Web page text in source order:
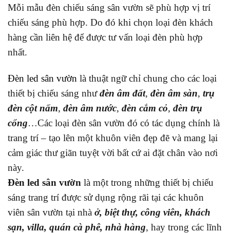
Mỗi mẫu đèn chiếu sáng sân vườn sẽ phù hợp vị trí
chiếu sáng phù hợp. Do đó khi chọn loại đèn khách
hàng cần liên hệ để được tư vấn loại đèn phù hợp
nhất.
Đèn led sân vườn là thuật ngữ chỉ chung cho các loại
thiết bị chiếu sáng nhưđèn âm đất, đèn âm sàn, trụ
đèn cột nấm, đèn âm nước, đèn cắm cỏ, đèn trụ
cổng…Các loại đèn sân vườn đó có tác dụng chính là
trang trí – tạo lên một khuôn viên đẹp đẽ và mang lại
cảm giác thư giãn tuyệt vời bất cứ ai đặt chân vào nơi
này.
Đèn led sân vườn là một trong những thiết bị chiếu
sáng trang trí được sử dụng rộng rãi tại các khuôn
viên sân vườn tại nhà ở, biệt thự, công viên, khách
sạn, villa, quán cà phê, nhà hàng, hay trong các lĩnh